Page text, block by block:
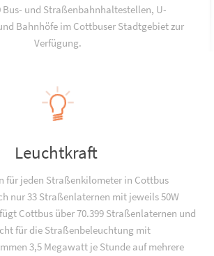
Bus- und Straßenbahnhaltestellen, U-
Bahnhöfe im Cottbuser Stadtgebiet zur
Verfügung.
Leuchtkraft
für jeden Straßenkilometer in Cottbus
nur 33 Straßenlaternen mit jeweils 50W
Cottbus über 70.399 Straßenlaternen und
für die Straßenbeleuchtung mit
3,5 Megawatt je Stunde auf mehrere